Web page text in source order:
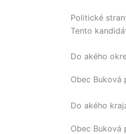
Politické
Tento
Do akého
Obec Buková
Do akého
Obec Buková